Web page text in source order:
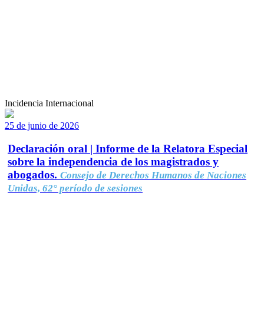
Incidencia Internacional
25 de junio de 2026
Declaración oral | Informe de la Relatora Especial
sobre la independencia de los magistrados y
abogados. Consejo de Derechos Humanos de Naciones
Unidas, 62° período de sesiones